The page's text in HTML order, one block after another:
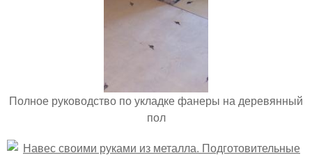
Полное руководство по укладке фанеры на деревянный
пол